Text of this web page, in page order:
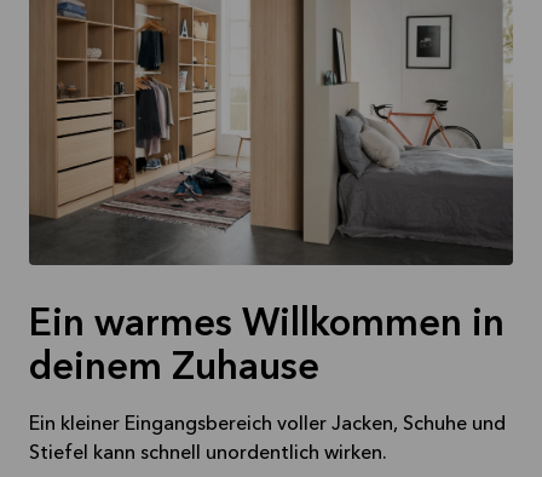
Ein warmes Willkommen in
deinem Zuhause
Ein kleiner Eingangsbereich voller Jacken, Schuhe und
Stiefel kann schnell unordentlich wirken.